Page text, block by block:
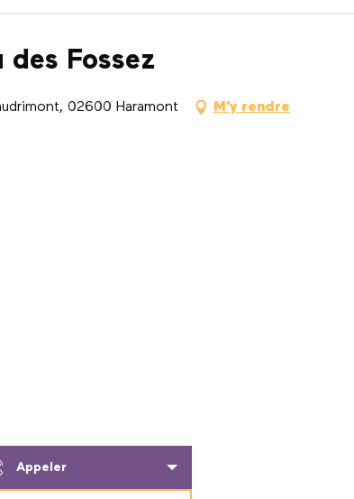
des Fossez
02600 Haramont M'y rendre
Appeler